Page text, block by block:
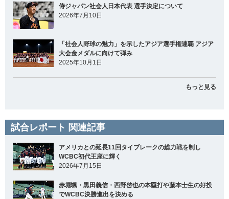
侍ジャパン社会人日本代表 選手決定について
2026年7月10日
「社会人野球の魅力」を示したアジア選手権連覇 アジア
大会金メダルに向けて弾み
2025年10月1日
もっと見る
試合レポート 関連記事
アメリカとの延長11回タイブレークの総力戦を制し
WCBC初代王座に輝く
2026年7月15日
赤堀颯・黒田義信・西野啓也の本塁打や藤本士生の好投
でWCBC決勝進出を決める